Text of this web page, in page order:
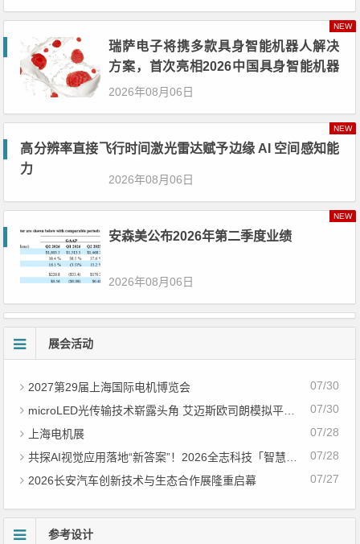
瑞萨电子将携多款具身智能机器人解决
方案，首次亮相2026中国具身智能机器
人产业大会
NEW
2026年08月06日
高分辨率直接飞行时间激光雷达赋予边缘 AI 空间感知能
力
NEW
2026年08月06日
安森美公布2026年第二季度业绩
NEW
2026年08月06日
展会活动
07/30
2027第29届上海国际电机博览会
07/30
microLED光传输技术崭露头角 艾迈斯欧司朗模拟平台加速AI数据中心高速互连设计
07/28
上海电机展
07/28
共探AI视觉应用落地“新答案”！2026全志科技「智慧视界」生态创新大会圆满落幕
07/27
2026长安汽车创新技术与生态合作展隆重启幕
参考设计